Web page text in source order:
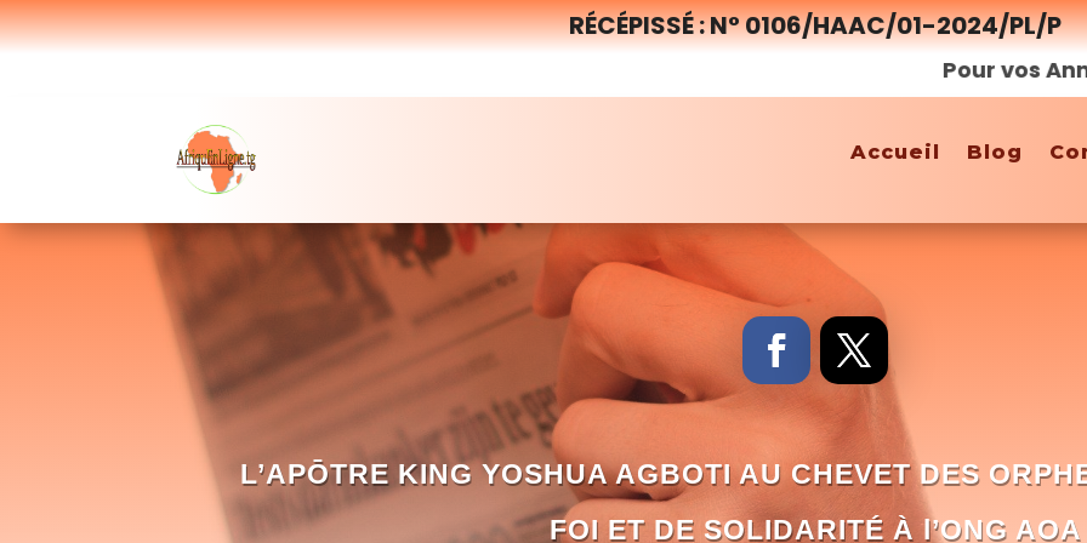
RÉCÉPISSÉ : N° 0106/HAAC/01-2024/PL/P
Pour vos
Accueil Blog
L’APŌTRE KING YOSHUA AGBOTI AU CHEVET DES
FOI ET DE SOLIDARITÉ À l’ONG AOA